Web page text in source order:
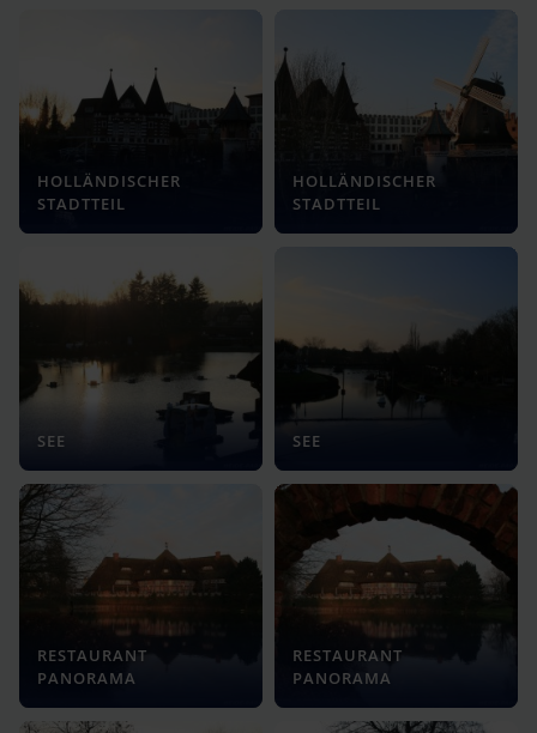
HOLLÄNDISCHER
STADTTEIL
HOLLÄNDISCHER
STADTTEIL
SEE SEE
RESTAURANT
PANORAMA
RESTAURANT
PANORAMA